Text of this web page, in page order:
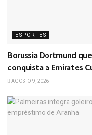
ESPORTES
Borussia Dortmund
conquista a Emirates
AGOSTO 9, 2026